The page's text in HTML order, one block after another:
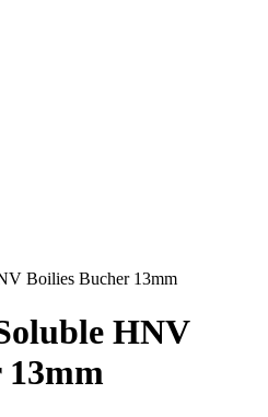
Boilies Bucher 13mm
HNV
13mm